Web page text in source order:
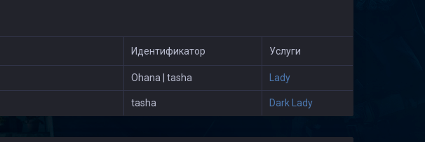
Идентификатор Услуги
Ohana | tasha Lady
tasha Dark Lady